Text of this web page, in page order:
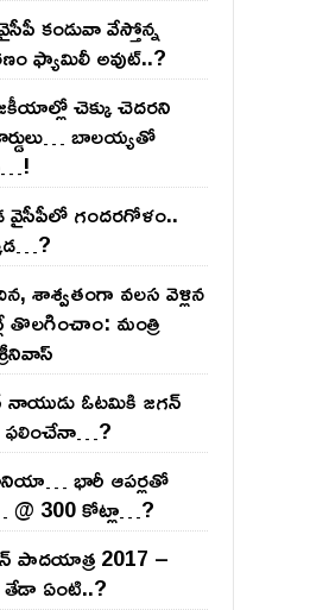
కండువా వేస్తోన్న
ఫ్యామిలీ అవుట్‌..?
చెక్కు చెద‌ర‌ని
బాల‌య్యతో
గంద‌ర‌గోళం..
శాశ్వతంగా వలస వెళ్లిన
తొల‌గించాం: మంత్రి
ఓట‌మికి జ‌గ‌న్
ఫ‌లించేనా…?
మానియా… భారీ ఆప‌ర్ల‌తో
@ 300 కోట్లా…?
పాద‌యాత్ర 2017 –
ఏంటి..?